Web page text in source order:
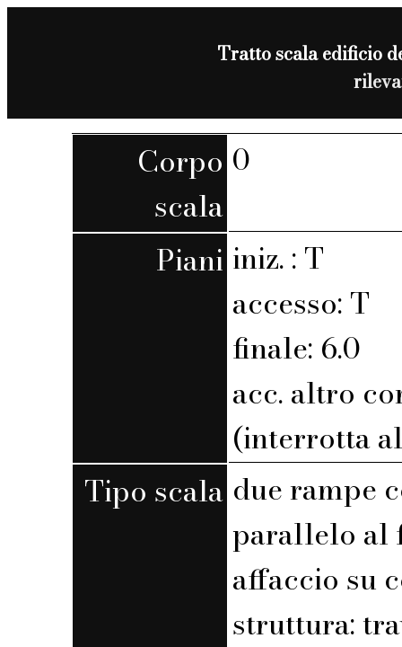
Tratto scala edificio
Corpo
scala
0
Piani iniz. : T
accesso: T
finale: 6.0
acc. altro
(interrotta
Tipo scala due rampe
parallelo al
affaccio su
struttura: